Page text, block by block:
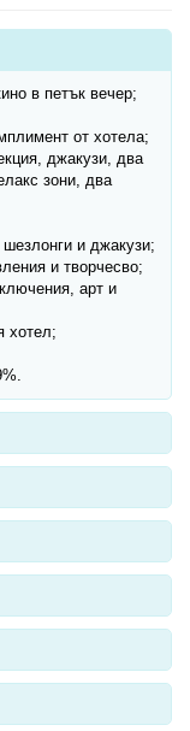
в петък вечер;
от хотела;
джакузи, два
зони, два
и джакузи;
и творчесво;
арт и
хотел;